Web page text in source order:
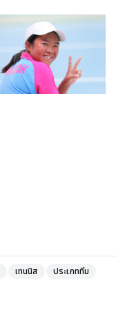
เทนนิส
ประเภททีม